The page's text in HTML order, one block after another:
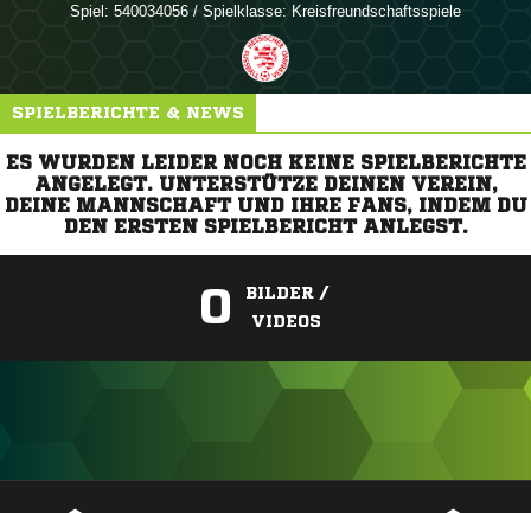
Spiel: 540034056 / Spielklasse: Kreisfreundschaftsspiele
SPIELBERICHTE & NEWS
ES WURDEN LEIDER NOCH KEINE SPIELBERICHTE
ANGELEGT. UNTERSTÜTZE DEINEN VEREIN,
DEINE MANNSCHAFT UND IHRE FANS, INDEM DU
DEN ERSTEN SPIELBERICHT ANLEGST.
0
BILDER /
VIDEOS